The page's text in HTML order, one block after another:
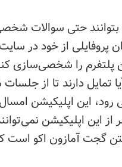
بتوانند حتی سوالات
پروفایلی از خود در
پلتفرم را شخصی‌سازی
تمایل دارند تا از
رود، این اپلیکیشن
این اپلیکیشن